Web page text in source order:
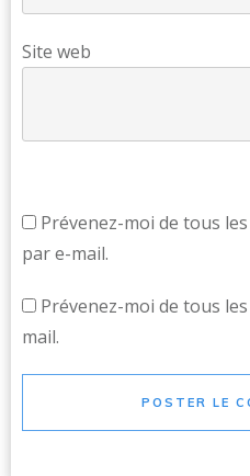
Site web
Prévenez-moi de tous
par e-mail.
Prévenez-moi de tous
mail.
POSTER LE